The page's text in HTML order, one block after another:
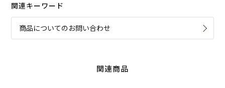
関連キーワード
商品についてのお問い合わせ
関連商品